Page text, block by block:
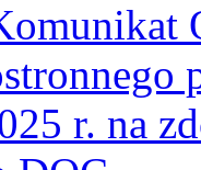
r. na